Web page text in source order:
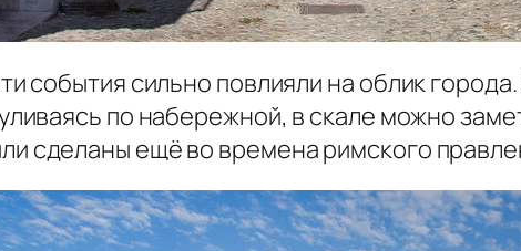
события сильно повлияли на облик
по набережной, в скале можно
сделаны ещё во времена римского